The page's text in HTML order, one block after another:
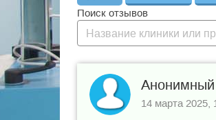
Поиск отзывов
Анонимный
14 марта 2025,